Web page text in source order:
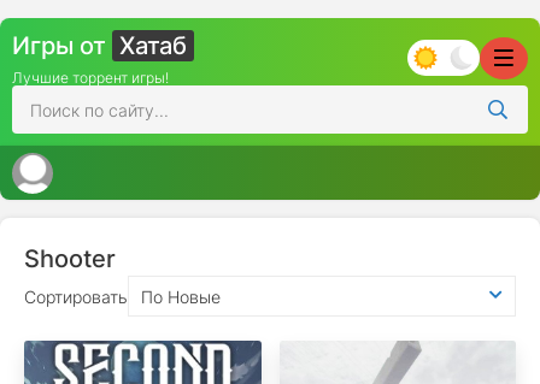
Игры от Хатаб
Лучшие торрент игры!
Shooter
Сортировать По Новые